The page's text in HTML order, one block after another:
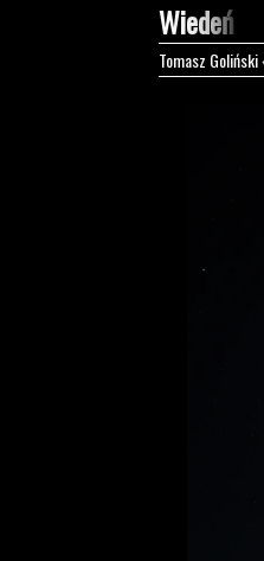
Wiedeń
Tomasz Goliński